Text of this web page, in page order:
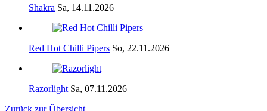
Shakra Sa, 14.11.2026
Red Hot Chilli Pipers So, 22.11.2026
Razorlight Sa, 07.11.2026
Zurück zur Übersicht